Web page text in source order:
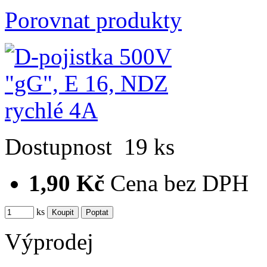
Porovnat produkty
Dostupnost 19 ks
1,90 Kč Cena bez DPH
ks
Výprodej